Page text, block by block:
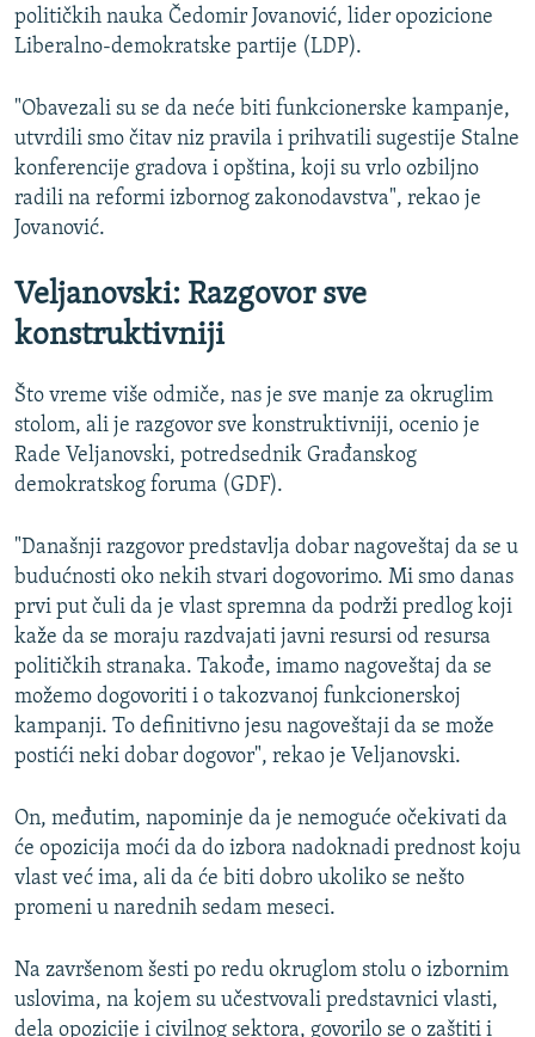
političkih nauka Čedomir Jovanović, lider opozicione
Liberalno-demokratske partije (LDP).
"Obavezali su se da neće biti funkcionerske kampanje,
utvrdili smo čitav niz pravila i prihvatili sugestije Stalne
konferencije gradova i opština, koji su vrlo ozbiljno
radili na reformi izbornog zakonodavstva", rekao je
Jovanović.
Veljanovski: Razgovor sve
konstruktivniji
Što vreme više odmiče, nas je sve manje za okruglim
stolom, ali je razgovor sve konstruktivniji, ocenio je
Rade Veljanovski, potredsednik Građanskog
demokratskog foruma (GDF).
"Današnji razgovor predstavlja dobar nagoveštaj da se u
budućnosti oko nekih stvari dogovorimo. Mi smo danas
prvi put čuli da je vlast spremna da podrži predlog koji
kaže da se moraju razdvajati javni resursi od resursa
političkih stranaka. Takođe, imamo nagoveštaj da se
možemo dogovoriti i o takozvanoj funkcionerskoj
kampanji. To definitivno jesu nagoveštaji da se može
postići neki dobar dogovor", rekao je Veljanovski.
On, međutim, napominje da je nemoguće očekivati da
će opozicija moći da do izbora nadoknadi prednost koju
vlast već ima, ali da će biti dobro ukoliko se nešto
promeni u narednih sedam meseci.
Na završenom šesti po redu okruglom stolu o izbornim
uslovima, na kojem su učestvovali predstavnici vlasti,
dela opozicije i civilnog sektora, govorilo se o zaštiti i